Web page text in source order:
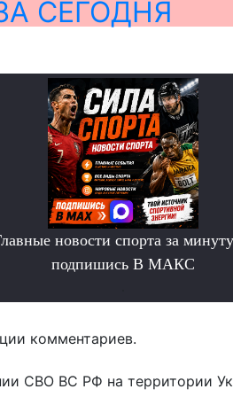
СЕГОДНЯ
новости спорта за
подпишись В МАКС
комментариев.
СВО ВС РФ на территории